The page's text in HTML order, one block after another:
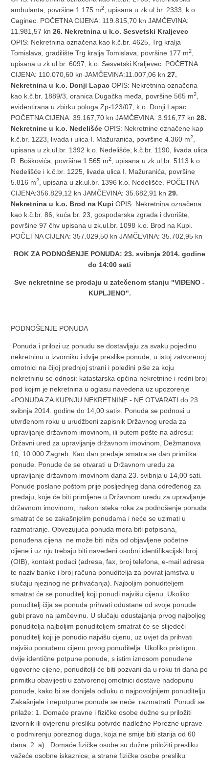
ambulanta, površine 1.175 m2
, upisana u zk.ul.br. 2333, k.o.
Caginec. POČETNA CIJENA: 119.815,70 kn JAMČEVINA:
11.981,57 kn26. Nekretnina u k.o. Sesvetski Kraljevec
OPIS: Nekretnina označena kao k.č.br. 4625, Trg kralja
Tomislava, gradilište Trg kralja Tomislava, površine 177 m2
upisana u zk.ul.br. 6097, k.o. Sesvetski Kraljevec. POČETNA
CIJENA: 110.070,60 kn JAMČEVINA:11.007,06 kn27.
Nekretnina u k.o. Donji Lapac OPIS: Nekretnina označena
kao k.č.br. 1889/3, oranica Dugačka međa, površine 565 m2
evidentirana u zbirku pologa Zp-123/07, k.o. Donji Lapac.
POČETNA CIJENA: 39.167,70 kn JAMČEVINA: 3.916,77 kn28.
Nekretnine u k.o. Nedelišće OPIS: Nekretnine označene kap
k.č.br. 1223, livada i ulica I. Mažuranića, površine 4.360 m2
upisana u zk.ul.br. 1392 k.o. Nedelišće, k.č.br. 1190, livada ulica
R. Boškovića, površine 1.565 m2
, upisana u zk.ul.br. 5113 k.o.
Nedelišće i k.č.br. 1225, livada ulica I. Mažuranića, površine
5.816 m2
, upisana u zk.ul.br. 1396 k.o. Nedelišće. POČETNA
CIJENA:356.829,12 kn JAMČEVINA: 35.682,91 kn29.
Nekretnina u k.o. Brod na Kupi OPIS: Nekretnina označena
kao k.č.br. 86, kuća br. 23, gospodarska zgrada i dvorište,
površine 97 čhv upisana u zk.ul.br. 1098 k.o. Brod na Kupi.
POČETNA CIJENA: 357.029,50 kn JAMČEVINA: 35.702,95 kn
ROK ZA PODNOŠENJE PONUDA: 23. svibnja 2014. godine
do 14:00 sati
Sve nekretnine se prodaju u zatečenom stanju "VIĐENO -
KUPLJENO".
PODNOŠENJE PONUDA
Ponuda i prilozi uz ponudu se dostavljaju za svaku pojedinu
nekretninu u izvorniku i dvije preslike ponude, u istoj zatvorenoj
omotnici na čijoj prednjoj strani i poleđini piše za koju
nekretninu se odnosi: katastarska općina nekretnine i redni broj
pod kojim je nekretnina u oglasu navedena uz upozorenje
«PONUDA ZA KUPNJU NEKRETNINE - NE OTVARATI do 23.
svibnja 2014. godine do 14,00 sati». Ponuda se podnosi u
utvrđenom roku u urudžbeni zapisnik Državnog ureda za
upravljanje državnom imovinom, ili putem pošte na adresu:
Državni ured za upravljanje državnom imovinom, Dežmanova
10, 10 000 Zagreb. Kao dan predaje smatra se dan primitka
ponude. Ponude će se otvarati u Državnom uredu za
upravljanje državnom imovinom dana 23. svibnja u 14,00 sati.
Ponude poslane poštom prije posljednjeg dana određenog za
predaju, koje će biti primljene u Državnom uredu za upravljanje
državnom imovinom, nakon isteka roka za podnošenje ponuda
smatrat će se zakašnjelim ponudama i neće se uzimati u
razmatranje. Obvezujuća ponuda mora biti potpisana,
ponuđena cijena ne može biti niža od objavljene početne
cijene i uz nju trebaju biti navedeni osobni identifikacijski broj
(OIB), kontakt podaci (adresa, fax, broj telefona, e-mail adresa
te naziv banke i broj računa ponuditelja za povrat jamstva u
slučaju njezinog ne prihvaćanja). Najboljim ponuditeljem
smatrat će se ponuditelj koji ponudi najvišu cijenu. Ukoliko
ponuditelj čija se ponuda prihvati odustane od svoje ponude
gubi pravo na jamčevinu. U slučaju odustajanja prvog najboljeg
ponuditelja najboljim ponuditeljem smatrat će se slijedeći
ponuditelj koji je ponudio najvišu cijenu, uz uvjet da prihvati
najvišu ponuđenu cijenu prvog ponuditelja. Ukoliko pristignu
dvije identične potpune ponude, s istim iznosom ponuđene
ugovorne cijene, ponuditelji će biti pozvani da u roku tri dana po
primitku obavijesti u zatvorenoj omotnici dostave nadopunu
ponude, kako bi se donijela odluku o najpovoljnijem ponuditelju.
Zakašnjele i nepotpune ponude se neće razmatrati. Ponudi se
prilaže: 1. Domaće pravne i fizičke osobe dužne su priložiti
izvornik ili ovjerenu presliku potvrde nadležne Porezne uprave
o podmirenju poreznog duga, koja ne smije biti starija od 60
dana. 2. a) Domaće fizičke osobe su dužne priložiti presliku
važeće osobne iskaznice, a strane fizičke osobe presliku